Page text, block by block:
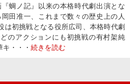
『蜩ノ記』以来の本格時代劇出演とな
岡田准一、これまで数々の歴史上の人
は初挑戦となる役所広司、本格時代劇
のアクションにも初挑戦の有村架純
・・・ 続きを読む